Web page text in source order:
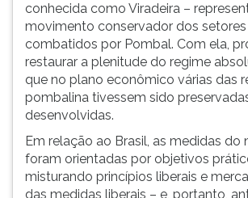
conhecida como Viradeira –
movimento conservador dos
combatidos por Pombal. Com ela,
restaurar a plenitude do regime
que no plano econômico várias das
pombalina tivessem sido
desenvolvidas.
Em relação ao Brasil, as medidas do
foram orientadas por objetivos
misturando princípios liberais e
das medidas liberais – e, portanto,